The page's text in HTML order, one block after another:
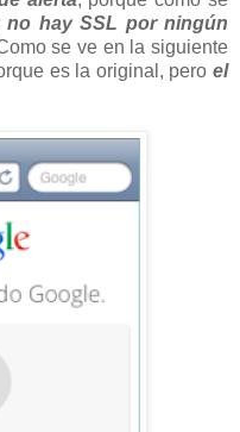
no hay SSL por ningún
se ve en la siguiente
es la original, pero el